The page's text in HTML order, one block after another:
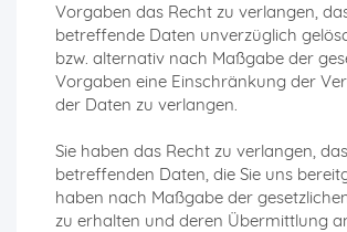
Vorgaben das Recht zu verlangen,
betreffende Daten unverzüglich
bzw. alternativ nach Maßgabe der
Vorgaben eine Einschränkung der
der Daten zu verlangen.
Sie haben das Recht zu verlangen,
betreffenden Daten, die Sie uns
haben nach Maßgabe der
zu erhalten und deren Übermittlung